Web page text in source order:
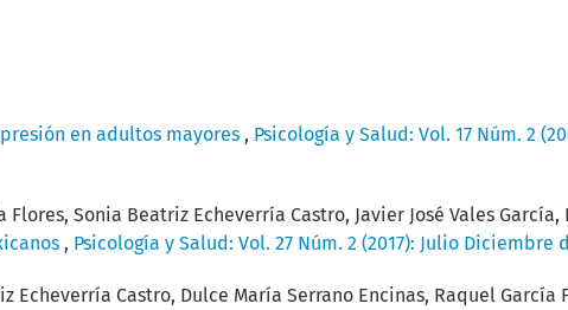
en adultos mayores , Psicología y Salud: Vol. 17 Núm. 2
Sonia Beatriz Echeverría Castro, Javier José Vales García,
, Psicología y Salud: Vol. 27 Núm. 2 (2017): Julio Diciembre
Echeverría Castro, Dulce María Serrano Encinas, Raquel García